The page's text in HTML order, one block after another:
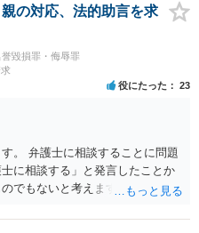
売却できたとしてもわずかな金額
できるかの検討になりますが、
るので、固定資産税の金額と比
う検討になります。
の対応、法的助言を求
誉毀損罪・侮辱罪
役にたった 23
。 弁護士に相談することに問題
に相談する」と発言したことか
でもないと考えます。 経緯から
し、一度相談だけでもしてはい